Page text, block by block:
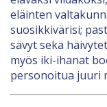
eläinten
suosikkivärisi;
sävyt sekä
myös iki-ihanat
personoitua juuri